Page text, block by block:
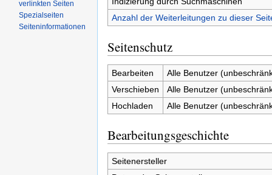
Anzahl der Weiterleitungen zu dieser
Seitenschutz
Bearbeiten
Alle Benutzer
Verschieben
Alle Benutzer
Hochladen
Alle Benutzer
Bearbeitungsgeschichte
Seitenersteller
verlinkten Seiten
Spezialseiten
Seiten­informationen